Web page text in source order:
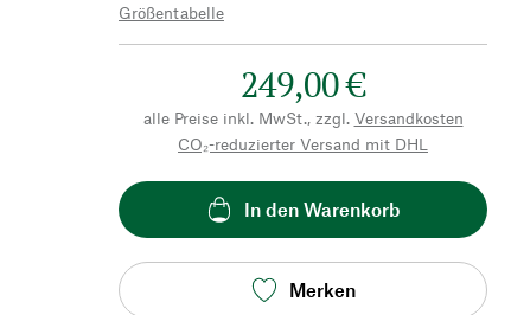
Größentabelle
249,00 €
alle Preise inkl. MwSt., zzgl. Versandkosten
CO₂-reduzierter Versand mit DHL
In den Warenkorb
Merken